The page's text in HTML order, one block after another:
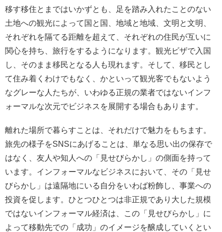
移す移住とまではいかずとも、足を踏み入れたことのない
土地への観光によって国と国、地域と地域、文明と文明、
それぞれを隔てる距離を超えて、それぞれの住民が互いに
関心を持ち、旅行をするようになります。観光ビザで入国
し、そのまま移民となる人も現れます。そして、移民とし
て住み着くわけでもなく、かといって観光客でもないよう
なグレーな人たちが、いわゆる正規の業者ではないインフ
ォーマルな次元でビジネスを展開する場合もあります。
離れた場所で暮らすことは、それだけで魅力をもちます。
旅先の様子をSNSにあげることは、単なる思い出の保存で
はなく、友人や知人への「見せびらかし」の側面を持って
います。インフォーマルなビジネスにおいて、その「見せ
びらかし」は遠隔地にいる自分をいわば粉飾し、事業への
投資を促します。ひとつひとつは非正規であり大した規模
ではないインフォーマル経済は、この「見せびらかし」に
よって移動先での「成功」のイメージを醸成していくとい